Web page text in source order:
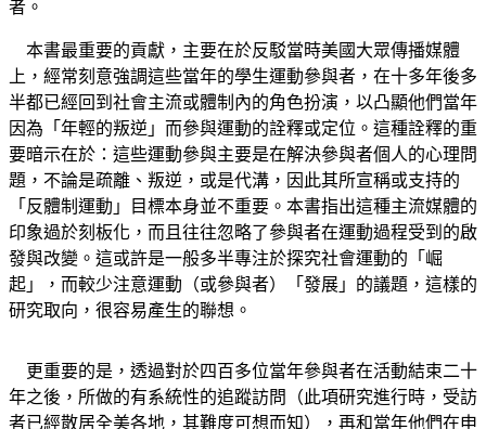
者。
本書最重要的貢獻，主要在於反駁當時美國大眾傳播媒體
上，經常刻意強調這些當年的學生運動參與者，在十多年後多
半都已經回到社會主流或體制內的角色扮演，以凸顯他們當年
因為「年輕的叛逆」而參與運動的詮釋或定位。這種詮釋的重
要暗示在於：這些運動參與主要是在解決參與者個人的心理問
題，不論是疏離、叛逆，或是代溝，因此其所宣稱或支持的
「反體制運動」目標本身並不重要。本書指出這種主流媒體的
印象過於刻板化，而且往往忽略了參與者在運動過程受到的啟
發與改變。這或許是一般多半專注於探究社會運動的「崛
起」，而較少注意運動（或參與者）「發展」的議題，這樣的
研究取向，很容易產生的聯想。
更重要的是，透過對於四百多位當年參與者在活動結束二十
年之後，所做的有系統性的追蹤訪問（此項研究進行時，受訪
者已經散居全美各地，其難度可想而知），再和當年他們在申